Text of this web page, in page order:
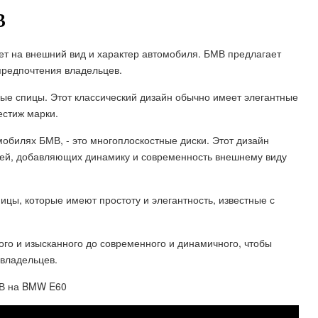
на внешний вид и характер автомобиля. БМВ предлагает
владельцев.
спицы. Этот классический дизайн обычно имеет элегантные
марки.
БМВ, - это многоплоскостные диски. Этот дизайн
добавляющих динамику и современность внешнему виду
которые имеют простоту и элегантность, известные с
и изысканного до современного и динамичного, чтобы
BMW E60